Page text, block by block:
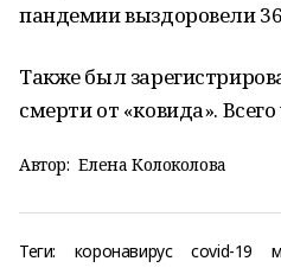
пандемии выздоровели
Также был
смерти от «ковида».
Автор: Елена Колоколова
Теги: коронавирус covid-19